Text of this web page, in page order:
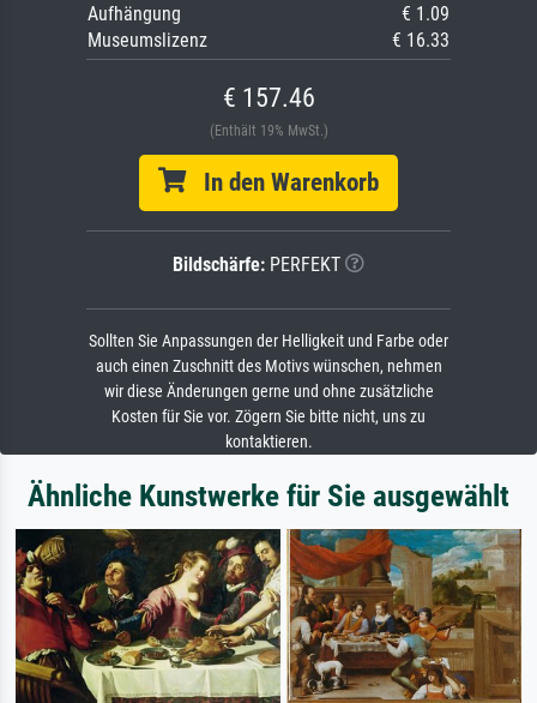
Aufhängung
€ 1.09
Museumslizenz
€ 16.33
€ 157.46
(Enthält 19% MwSt.)
In den Warenkorb
Bildschärfe: PERFEKT
Sollten Sie Anpassungen der Helligkeit und Farbe oder
auch einen Zuschnitt des Motivs wünschen, nehmen
wir diese Änderungen gerne und ohne zusätzliche
Kosten für Sie vor. Zögern Sie bitte nicht, uns zu
kontaktieren.
Ähnliche Kunstwerke für Sie ausgewählt